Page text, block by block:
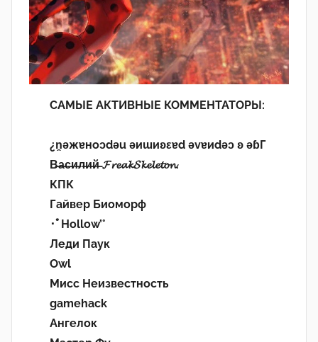
САМЫЕ АКТИВНЫЕ КОММЕНТАТОРЫ:
¿n̯ǝжɐноɔdǝu ǝиɯиʚεɐd ǝvɐиdǝɔ ʚ ǝɓГ
В̶а̶с̶и̶л̶и̶й̶ 𝓕𝓻𝓮𝓪𝓴𝓢𝓴𝓮𝓵𝓮𝓽𝓸𝓷.
КПК
Гайвер Биоморф
･ﾟHollow’°
Леди Паук
Owl
Мисс Неизвестность
gamehack
Ангелок